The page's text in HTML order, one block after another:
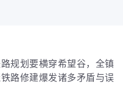
规划要横穿希望谷，全镇
路修建爆发诸多矛盾与误